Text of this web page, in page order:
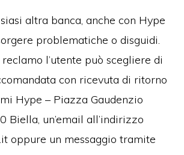
altra banca, anche con Hype
problematiche o disguidi.
l’utente può scegliere di
con ricevuta di ritorno
Hype – Piazza Gaudenzio
Biella, un’email all’indirizzo
oppure un messaggio tramite